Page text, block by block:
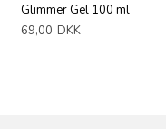
Glimmer Gel 100 ml
69,00 DKK